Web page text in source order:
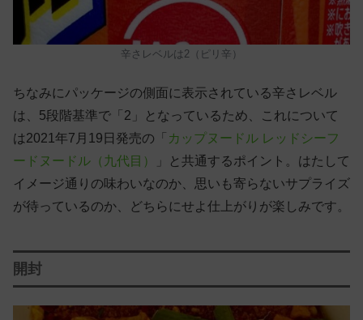
辛さレベルは2（ピリ辛）
ちなみにパッケージの側面に表示されている辛さレベル
は、5段階基準で「2」となっているため、これについて
は2021年7月19日発売の「 カップヌードル レッドシーフ
ードヌードル（九代目）
」と共通するポイント。はたして
イメージ通りの味わいなのか、思いも寄らないサプライズ
が待っているのか、どちらにせよ仕上がりが楽しみです。
開封